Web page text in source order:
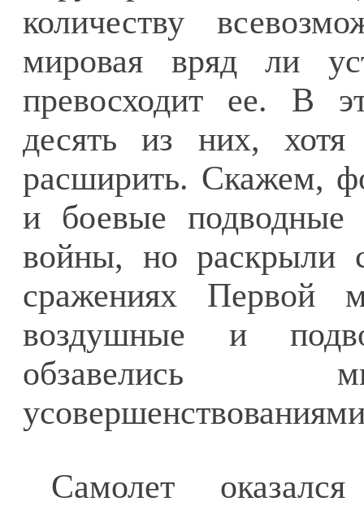
количеству
мировая вряд ли
превосходит ее. В
десять из них,
расширить. Скажем,
и боевые
войны, но раскрыли
сражениях Первой
воздушные и
обзавелись
Самолет